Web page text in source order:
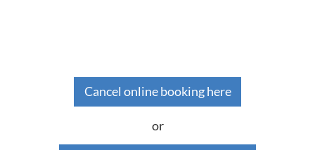
Cancel online booking here
or